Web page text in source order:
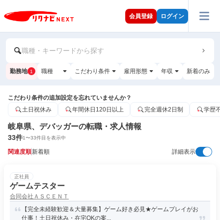
会員登録 ログイン
職種・キーワードから探す
勤務地 1 職種 こだわり条件 雇用形態 年収 新着のみ
こだわり条件の追加設定を忘れていませんか？
土日祝休み
年間休日120日以上 完全週休2日制 学歴
岐阜県、デバッガーの転職・求人情報
33件1〜33件目を表示中
関連度順新着順 詳細表示
正社員
ゲームテスター
合同会社ＡＳＣＥＮＴ
【完全未経験歓迎＆大量募集】ゲーム好き必見★ゲームプレイがお
仕事！土日祝休み・在宅OKの案...